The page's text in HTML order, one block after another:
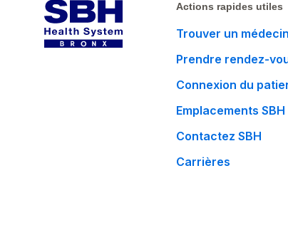
Actions rapides utiles
Trouver un médecin
Prendre rendez-
Connexion du
Emplacements SBH
Contactez SBH
Carrières